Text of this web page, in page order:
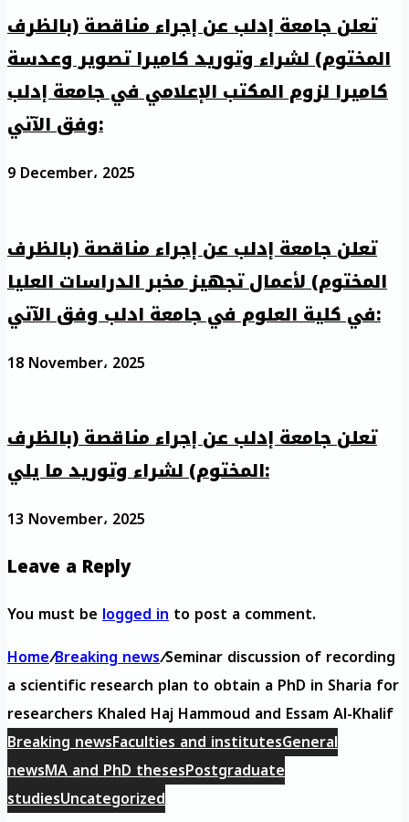
تعلن جامعة إدلب عن إجراء مناقصة (بالظرف
المختوم) لشراء وتوريد كاميرا تصوير وعدسة
كاميرا لزوم المكتب الإعلامي في جامعة إدلب
وفق الآتي:
9 December، 2025
تعلن جامعة إدلب عن إجراء مناقصة (بالظرف
المختوم) لأعمال تجهيز مخبر الدراسات العليا
في كلية العلوم في جامعة ادلب وفق الآتي:
18 November، 2025
تعلن جامعة إدلب عن إجراء مناقصة (بالظرف
المختوم) لشراء وتوريد ما يلي:
13 November، 2025
Leave a Reply
You must belogged into post a comment.
Home/Breaking news/Seminar discussion of recording
a scientific research plan to obtain a PhD in Sharia for
researchers Khaled Haj Hammoud and Essam Al-Khalif
Breaking newsFaculties and institutesGeneral
newsMA and PhD thesesPostgraduate
studiesUncategorized